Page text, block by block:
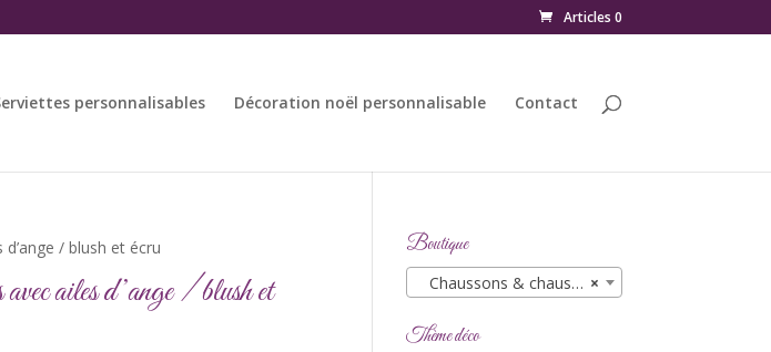
Articles 0
personnalisables Décoration noël personnalisable Contact
/ blush et écru
ailes d’ange / blush et
Boutique
×
Chaussons & chaussures
Thème déco